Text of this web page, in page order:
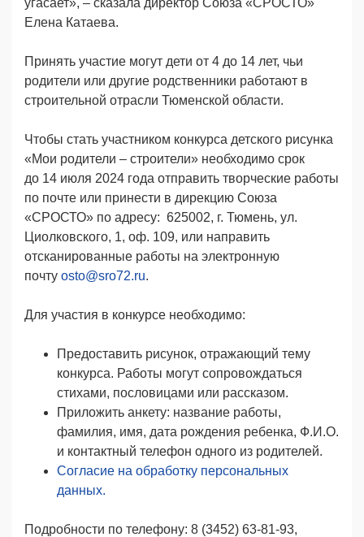
Елена Катаева.
Принять участие могут дети от 4 до 14 лет, чьи
родители или другие родственники работают в
строительной отрасли Тюменской области.
Чтобы стать участником конкурса детского рисунка
«Мои родители – строители» необходимо срок
до 14 июля 2024 года отправить творческие работы
по почте или принести в дирекцию Союза
«СРОСТО» по адресу: 625002, г. Тюмень, ул.
Циолковского, 1, оф. 109, или направить
отсканированные работы на электронную
почту osto@sro72.ru.
Для участия в конкурсе необходимо:
Предоставить рисунок, отражающий тему
конкурса. Работы могут сопровождаться
стихами, пословицами или рассказом.
Приложить анкету: название работы,
фамилия, имя, дата рождения ребенка, Ф.И.О.
и контактный телефон одного из родителей.
Согласие на обработку персональных
данных.
Подробности по телефону: 8 (3452) 63-81-93,